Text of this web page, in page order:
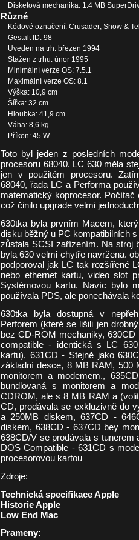
Disketová mechanika: 1.4 MB
Různé
Kódové označení: Crusader; Show &
Gestalt ID: 98
Uveden na trh: březen 1994
Stažen z trhu: únor 1995
Minimální verze OS: 7.5.1
Maximální verze OS: 8.1
Výška: 10,9 cm
Šířka: 32 cm
Hloubka: 41,9 cm
Váha: 8,6 kg
Příkon: 45 W
Toto byl jeden z posledních
procesoru 68040. LC 630 měla
jen v použitém procesoru.
68040, řada LC a Performa
matematický koprocesor.
což činilo upgrade velmi
630tka byla prvním Macem,
disku běžný u PC kompatibilních
zůstala SCSI zařízením. Na stroj
byla 630 velmi chytře navržena.
podporoval jak LC tak rozšířené
nebo ethernet kartu, video slot
Systémovou kartu. Navíc bylo
používala PDS, ale ponechávala
630tka byla dostupná v
Perforem (které se lišili jen
bez CD-ROM mechaniky,
compatible - identická s LC
kartu), 631CD - Stejně jako
základní desce, 8 MB RAM, 500
monitorem a modemem.,
bundlovaná s monitorem a
CDROM, ale s 8 MB RAM a
CD, prodávala se exkluzivně do
a 250MB diskem, 637CD -
diskem, 638CD - 637CD bey
638CD/V se prodávala s tunerem
DOS Compatible - 631CD s
procesorovou kartou
Zdroje:
Technická specifikace Apple
Historie Apple
Low End Mac
Prameny: